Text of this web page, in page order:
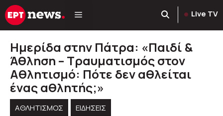
Μετάβαση
σε
Live TV
Ημερίδα στην Πάτρα: «Παιδί &
Άθληση – Τραυματισμός στον
Αθλητισμό: Πότε δεν αθλείται
ένας αθλητής;»
ΑΘΛΗΤΙΣΜΟΣ
ΕΙΔΗΣΕΙΣ